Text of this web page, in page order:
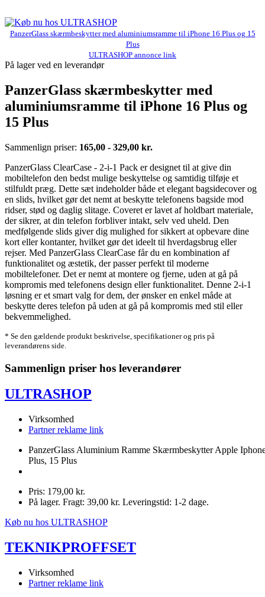
PanzerGlass skærmbeskytter med aluminiumsramme til iPhone 16 Plus og 15
Plus
ULTRASHOP annonce link
På lager ved en leverandør
PanzerGlass skærmbeskytter med
aluminiumsramme til iPhone 16 Plus og
15 Plus
Sammenlign priser: 165,00 - 329,00 kr.
PanzerGlass ClearCase - 2-i-1 Pack er designet til at give din
mobiltelefon den bedst mulige beskyttelse og samtidig tilføje et
stilfuldt præg. Dette sæt indeholder både et elegant bagsidecover og
en slids, hvilket gør det nemt at beskytte telefonens bagside mod
ridser, stød og daglig slitage. Coveret er lavet af holdbart materiale,
der sikrer, at din telefon forbliver intakt, selv ved uheld. Den
medfølgende slids giver dig mulighed for sikkert at opbevare dine
kort eller kontanter, hvilket gør det ideelt til hverdagsbrug eller
rejser. Med PanzerGlass ClearCase får du en kombination af
funktionalitet og æstetik, der passer perfekt til moderne
mobiltelefoner. Det er nemt at montere og fjerne, uden at gå på
kompromis med telefonens design eller funktionalitet. Denne 2-i-1
løsning er et smart valg for dem, der ønsker en enkel måde at
beskytte deres telefon på uden at gå på kompromis med stil eller
bekvemmelighed.
* Se den gældende produkt beskrivelse, specifikationer og pris på
leverandørens side.
Sammenlign priser hos leverandører
ULTRASHOP
Virksomhed
Partner reklame link
PanzerGlass Aluminium Ramme Skærmbeskytter Apple
Plus, 15 Plus
Pris: 179,00 kr.
På lager. Fragt: 39,00 kr. Leveringstid: 1-2 dage.
Køb nu hos ULTRASHOP
TEKNIKPROFFSET
Virksomhed
Partner reklame link